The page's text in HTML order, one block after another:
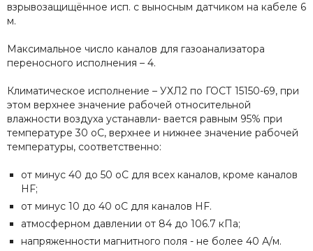
взрывозащищённое исп. с выносным датчиком на кабеле 6
м.
Максимальное число каналов для газоанализатора
переносного исполнения – 4.
Климатическое исполнение – УХЛ2 по ГОСТ 15150-69, при
этом верхнее значение рабочей относительной
влажности воздуха устанавли- вается равным 95% при
температуре 30 оС, верхнее и нижнее значение рабочей
температуры, соответственно:
от минус 40 до 50 оС для всех каналов, кроме каналов
HF;
от минус 10 до 40 оС для каналов HF.
атмосферном давлении от 84 до 106.7 кПа;
напряженности магнитного поля - не более 40 А/м.